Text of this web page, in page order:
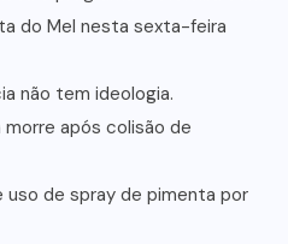
do Mel nesta sexta-feira
não tem ideologia.
morre após colisão de
uso de spray de pimenta por